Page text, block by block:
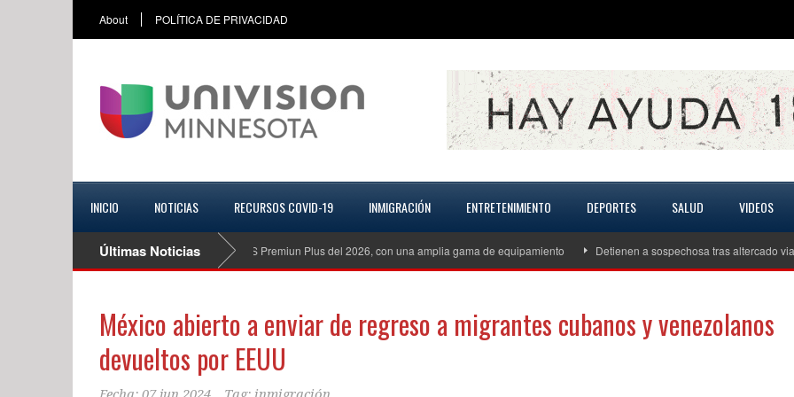
About POLÍTICA DE PRIVACIDAD
INICIO NOTICIAS RECURSOS COVID-19 INMIGRACIÓN ENTRETENIMIENTO DEPORTES SALUD VIDEOS
Últimas Noticias
Mazda CX 70 Turbo S Premiun Plus del 2026, con una amplia gama de equipamiento Detienen a sospechosa tras altercado vial que
México abierto a enviar de regreso a migrantes cubanos y venezolanos
devueltos por EEUU